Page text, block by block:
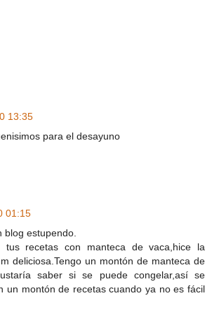
13:35
para el desayuno
01:15
blog estupendo.
tus recetas con manteca de vaca,hice la
deliciosa.Tengo un montón de manteca de
saber si se puede congelar,así se
un montón de recetas cuando ya no es fácil